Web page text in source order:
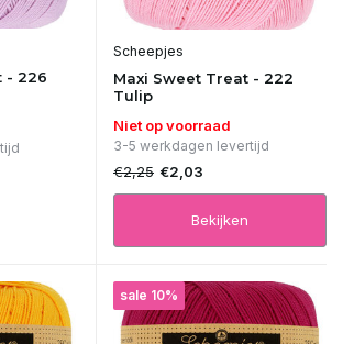
- 226
Scheepjes
Maxi Sweet Treat - 222
Tulip
Niet op voorraad
3-5 werkdagen levertijd
€2,25 €2,03
Bekijken
sale 10%